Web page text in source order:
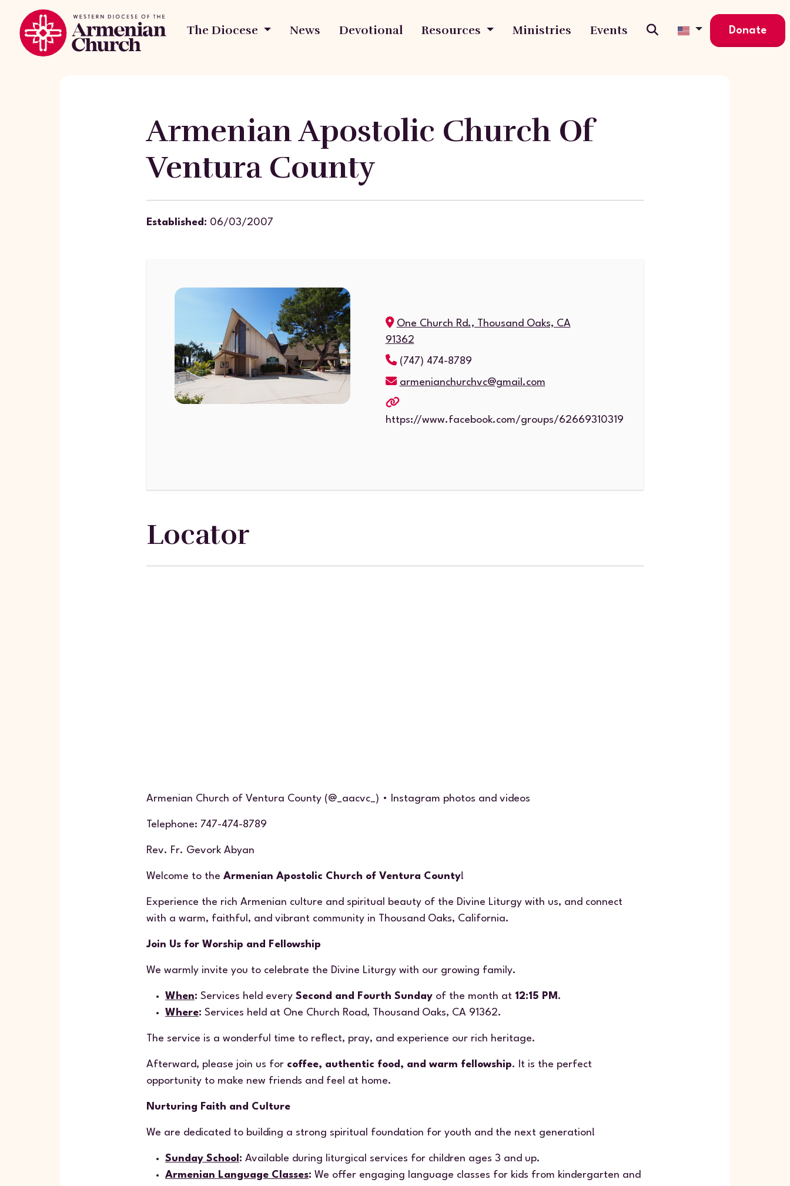
The Diocese News Devotional Resources Ministries Events Donate
Armenian Apostolic Church Of
Ventura County
Established: 06/03/2007
One Church Rd., Thousand Oaks, CA
91362
(747) 474-8789
armenianchurchvc@gmail.com
https://www.facebook.com/groups/62669310319
Locator
Armenian Church of Ventura County (@_aacvc_) • Instagram photos and videos
Telephone: 747-474-8789
Rev. Fr. Gevork Abyan
Welcome to the Armenian Apostolic Church of Ventura County!
Experience the rich Armenian culture and spiritual beauty of the Divine Liturgy with us, and connect
with a warm, faithful, and vibrant community in Thousand Oaks, California.
Join Us for Worship and Fellowship
We warmly invite you to celebrate the Divine Liturgy with our growing family.
When: Services held every Second and Fourth Sunday of the month at 12:15 PM .
Where: Services held at One Church Road, Thousand Oaks, CA 91362.
The service is a wonderful time to reflect, pray, and experience our rich heritage.
Afterward, please join us for coffee, authentic food, and warm fellowship. It is the perfect
opportunity to make new friends and feel at home.
Nurturing Faith and Culture
We are dedicated to building a strong spiritual foundation for youth and the next generation!
Sunday School : Available during liturgical services for children ages 3 and up.
Armenian Language Classes: We offer engaging language classes for kids from kindergarten and